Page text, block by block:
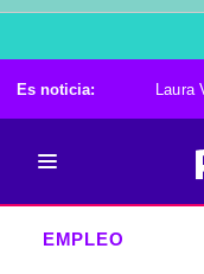
Es noticia: Laura
EMPLEO